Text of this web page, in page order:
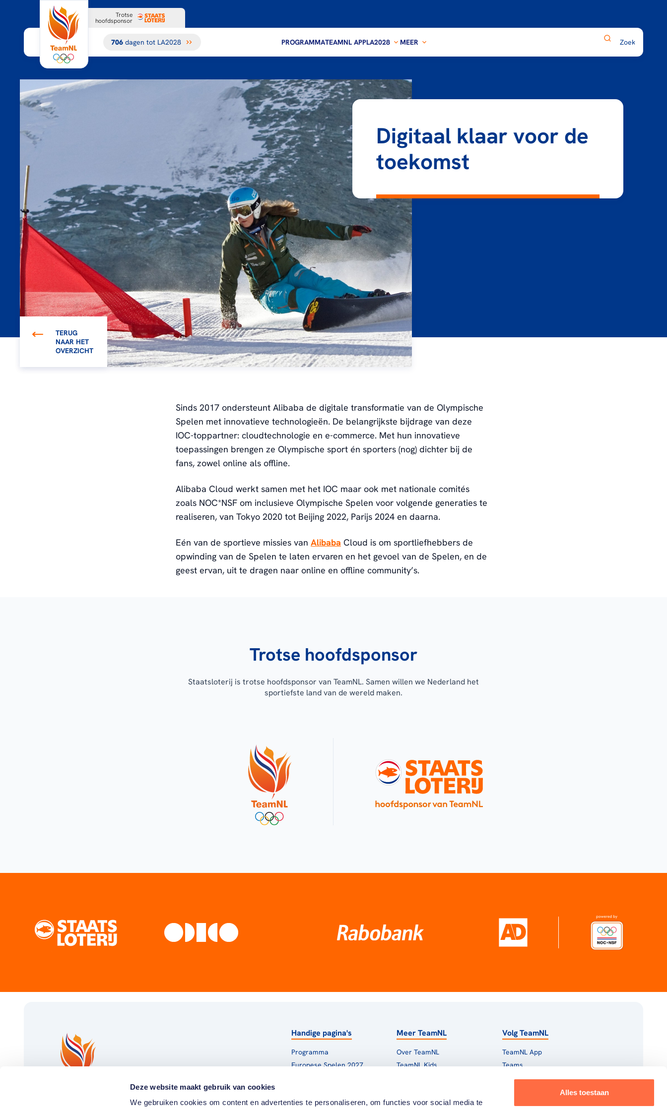
Deze website maakt gebruik van cookies
We gebruiken cookies om content en advertenties te personaliseren, om functies voor social media te
Alles toestaan
Trotse
hoofdsponsor
706 dagen tot LA2028 PROGRAMMATEAMNL APPLA2028 MEER
Digitaal klaar voor de
toekomst
TERUG
NAAR HET
OVERZICHT
Sinds 2017 ondersteunt Alibaba de digitale transformatie van de Olympische
Spelen met innovatieve technologieën. De belangrijkste bijdrage van deze
IOC-toppartner: cloudtechnologie en e-commerce. Met hun innovatieve
toepassingen brengen ze Olympische sport én sporters (nog) dichter bij de
fans, zowel online als offline.
Alibaba Cloud werkt samen met het IOC maar ook met nationale comités
zoals NOC*NSF om inclusieve Olympische Spelen voor volgende generaties te
realiseren, van Tokyo 2020 tot Beijing 2022, Parijs 2024 en daarna.
Eén van de sportieve missies van Alibaba Cloud is om sportliefhebbers de
opwinding van de Spelen te laten ervaren en het gevoel van de Spelen, en de
geest ervan, uit te dragen naar online en offline community’s.
Trotse hoofdsponsor
Staatsloterij is trotse hoofdsponsor van TeamNL. Samen willen we Nederland het
sportiefste land van de wereld maken.
Handige pagina's
Programma
Europese Spelen 2027
Franse Alpen 2030
Meer TeamNL
Over TeamNL
TeamNL Kids
Partners
Volg TeamNL
TeamNL App
Teams
Sporters
Word fan van TeamNL
Olympische geschiedenis